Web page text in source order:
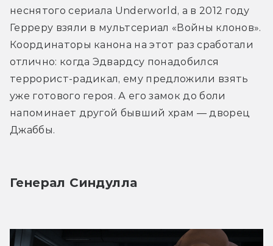
неснятого сериала Underworld, а в 2012 году
Герреру взяли в мультсериал «Войны клонов».
Координаторы канона на этот раз сработали
отлично: когда Эдвардсу понадобился
террорист-радикал, ему предложили взять
уже готового героя. А его замок до боли
напоминает другой бывший храм — дворец
Джаббы.
Генерал Синдулла